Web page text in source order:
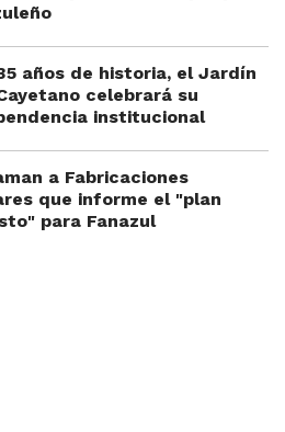
años de historia, el Jardín
celebrará su
institucional
a Fabricaciones
que informe el "plan
para Fanazul